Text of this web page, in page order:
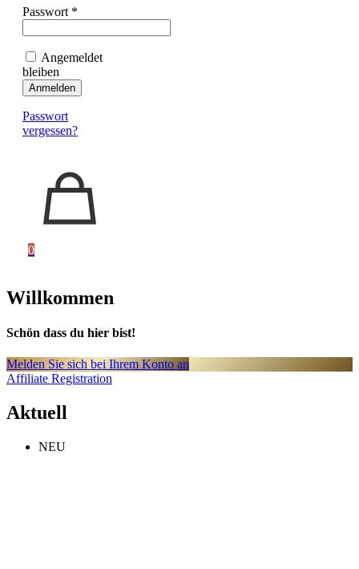
Passwort *
Angemeldet
bleiben
Anmelden
Passwort
vergessen?
0
Willkommen
Schön dass du hier bist!
Melden Sie sich bei Ihrem Konto an
Affiliate Registration
Aktuell
NEU